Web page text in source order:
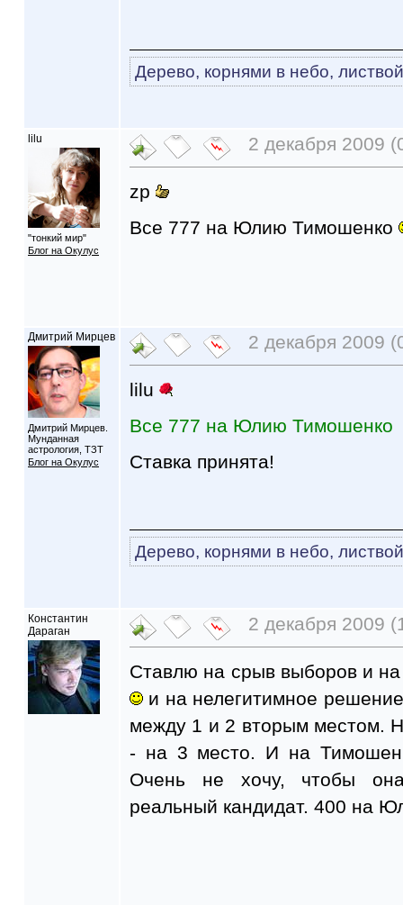
Дерево, корнями в небо,
lilu
"тонкий мир"
Блог на Окулус
2 декабря 2009
zp
Все 777 на Юлию Тимошенко
Дмитрий Мирцев
Дмитрий Мирцев.
Мунданная
астрология, ТЗТ
Блог на Окулус
2 декабря 2009
lilu
Все 777 на Юлию Тимошенко
Ставка принята!
Дерево, корнями в небо,
Константин
Дараган
2 декабря 2009
Ставлю на срыв выборов и на
и на нелегитимное
между 1 и 2 вторым местом.
- на 3 место. И на
Очень не хочу, чтобы
реальный кандидат. 400 на